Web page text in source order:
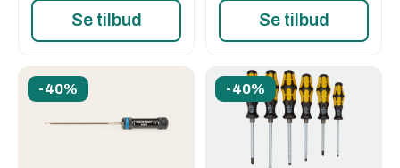
Se tilbud Se tilbud
-40% -40%